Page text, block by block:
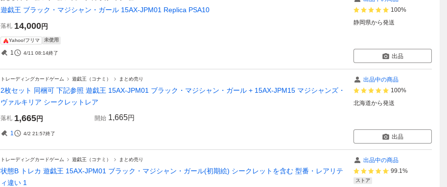
遊戯王 ブラック・マジシャン・ガール 15AX-JPM01 Replica PSA10
落札 14,000円
Yahoo!フリマ 未使用
1 4/11 08:14終了
100%
静岡県から発送
出品
トレーディングカードゲーム 遊戯王（コナミ） まとめ売り
2枚セット 同梱可 下記参照 遊戯王 15AX-JPM01 ブラック・マジシャン・ガール + 15AX-JPM15 マジシャンズ・
ヴァルキリア シークレットレア
落札 1,665円 開始 1,665円
1 4/2 21:57終了
出品中の商品
100%
北海道から発送
出品
トレーディングカードゲーム 遊戯王（コナミ） まとめ売り
状態B トレカ 遊戯王 15AX-JPM01 ブラック・マジシャン・ガール(初期絵) シークレットを含む 型番・レアリテ
ィ違い 1
出品中の商品
99.1%
ストア